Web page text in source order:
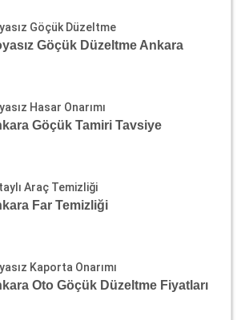
Göçük Düzeltme
Göçük Düzeltme Ankara
Hasar Onarımı
Göçük Tamiri Tavsiye
Araç Temizliği
Far Temizliği
Kaporta Onarımı
Oto Göçük Düzeltme Fiyatları